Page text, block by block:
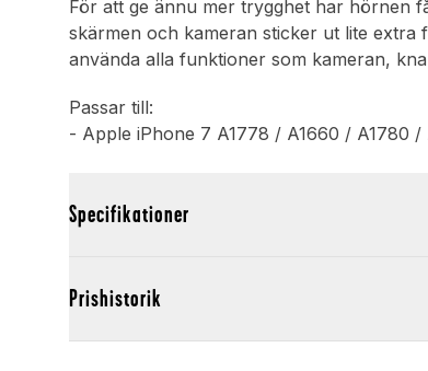
För att ge ännu mer trygghet har hörnen
skärmen och kameran sticker ut lite
använda alla funktioner som kameran,
Passar till:
- Apple iPhone 7 A1778 / A1660 / A1780 /
Specifikationer
Prishistorik